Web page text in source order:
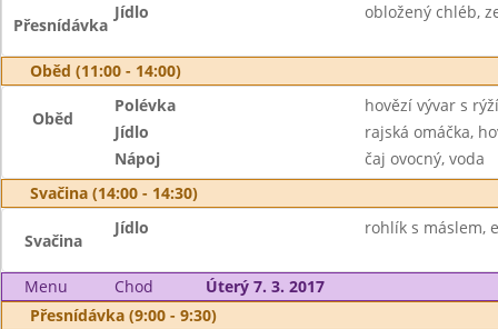
Přesnídávka
Jídlo obložený chléb,
Oběd (11:00 - 14:00)
Oběd
Polévka
hovězí vývar s
Jídlo
rajská omáčka,
Nápoj
čaj ovocný, voda
Svačina (14:00 - 14:30)
Svačina
Jídlo rohlík s máslem,
Menu Chod
Úterý 7. 3. 2017
Přesnídávka (9:00 - 9:30)